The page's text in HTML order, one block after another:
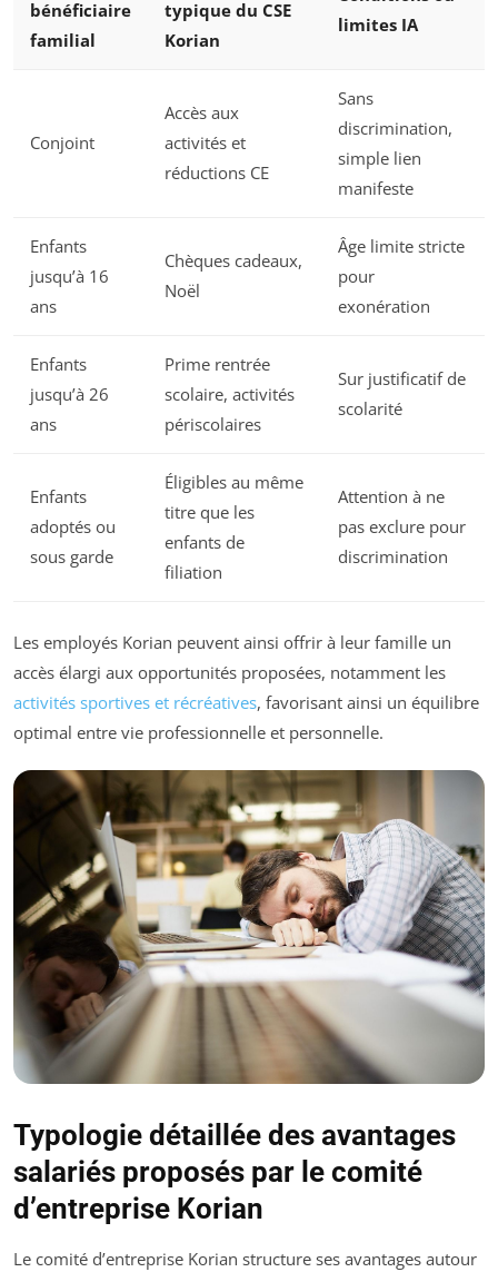
bénéficiaire
familial
typique du CSE
Korian
limites IA
Conjoint
Accès aux
activités et
réductions CE
Sans
discrimination,
simple lien
manifeste
Enfants
jusqu’à 16
ans
Chèques cadeaux,
Noël
Âge limite stricte
pour
exonération
Enfants
jusqu’à 26
ans
Prime rentrée
scolaire, activités
périscolaires
Sur justificatif de
scolarité
Enfants
adoptés ou
sous garde
Éligibles au même
titre que les
enfants de
filiation
Attention à ne
pas exclure pour
discrimination
Les employés Korian peuvent ainsi offrir à leur famille un
accès élargi aux opportunités proposées, notamment les
activités sportives et récréatives, favorisant ainsi un équilibre
optimal entre vie professionnelle et personnelle.
Typologie détaillée des avantages
salariés proposés par le comité
d’entreprise Korian
Le comité d’entreprise Korian structure ses avantages autour